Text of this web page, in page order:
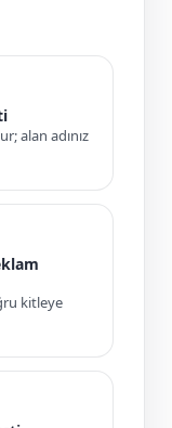
alan adınız
kitleye